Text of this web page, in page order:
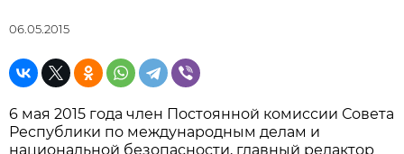
06.05.2015
6 мая 2015 года член Постоянной комиссии Совета
Республики по международным делам и
национальной безопасности, главный редактор